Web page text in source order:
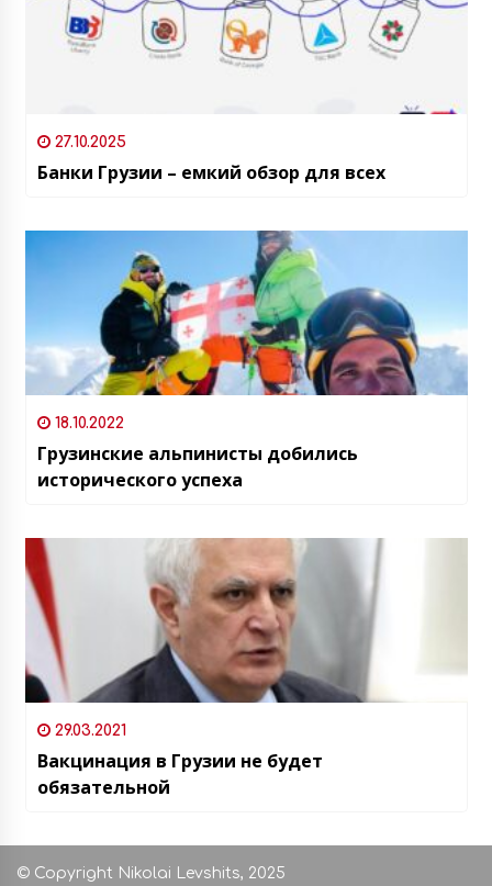
27.10.2025
Банки Грузии – емкий обзор для всех
18.10.2022
Грузинские альпинисты добились
исторического успеха
29.03.2021
Вакцинация в Грузии не будет
обязательной
© Copyright Nikolai Levshits, 2025